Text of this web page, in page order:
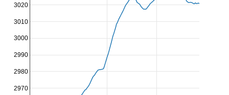
2970
2980
2990
3000
3010
3020